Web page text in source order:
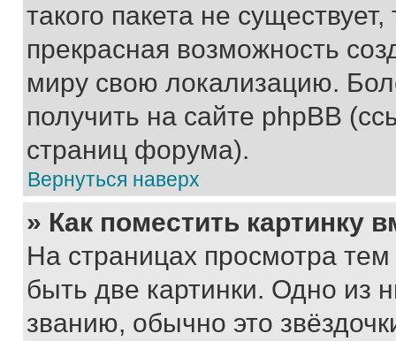
такого пакета не
прекрасная возможность
миру свою локализацию.
получить на сайте phpBB
страниц форума).
Вернуться наверх
» Как поместить картинку
На страницах просмотра
быть две картинки. Одно из
званию, обычно это